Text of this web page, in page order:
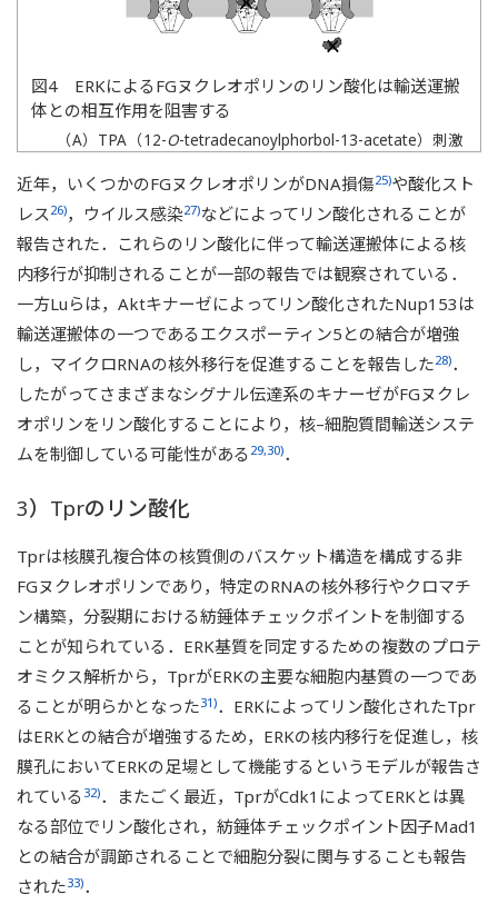
図4 ERKによるFGヌクレオポリンのリン酸化は輸送運搬
体との相互作用を阻害する
（A）TPA（12-O-tetradecanoylphorbol-13-acetate）刺激
と含まないゲルでSDS-PAGEした後，Nup214，Nup153，
Nup50およびERK2（extracellular signal-regulated kinase
2）に対する抗体でウェスタンブロットした
．（B）リ
ン酸化されていない，またはERKによってリン酸化された
部分長（228～611）のNup153をGST（グルタチオンS-ト
ランスフェラーゼ）を介してビーズに固相化した後，HA
タグつきのインポーティンβのプルダウンアッセイを行っ
域がリン酸化されると輸送運搬体とFGリピートの相互作
用が阻害され，輸送運搬体の通過が抑制されると考えるこ
とができる．
近年，いくつかのFGヌクレオポリンがDNA損傷25)や酸化スト
レス26)，ウイルス感染27)などによってリン酸化されることが
報告された．これらのリン酸化に伴って輸送運搬体による核
内移行が抑制されることが一部の報告では観察されている．
一方Luらは，Aktキナーゼによってリン酸化されたNup153は
輸送運搬体の一つであるエクスポーティン5との結合が増強
し，マイクロRNAの核外移行を促進することを報告した28)．
したがってさまざまなシグナル伝達系のキナーゼがFGヌクレ
オポリンをリン酸化することにより，核–細胞質間輸送システ
ムを制御している可能性がある 29,30)．
3）Tprのリン酸化
Tprは核膜孔複合体の核質側のバスケット構造を構成する非
FGヌクレオポリンであり，特定のRNAの核外移行やクロマチ
ン構築，分裂期における紡錘体チェックポイントを制御する
ことが知られている．ERK基質を同定するための複数のプロテ
オミクス解析から，TprがERKの主要な細胞内基質の一つであ
ることが明らかとなった31)．ERKによってリン酸化されたTpr
はERKとの結合が増強するため，ERKの核内移行を促進し，核
膜孔においてERKの足場として機能するというモデルが報告さ
れている 32)．またごく最近，TprがCdk1によってERKとは異
なる部位でリン酸化され，紡錘体チェックポイント因子Mad1
との結合が調節されることで細胞分裂に関与することも報告
された33)．